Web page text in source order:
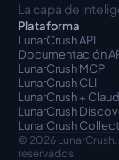
La capa de
Plataforma
LunarCrush API
Documentación
LunarCrush MCP
LunarCrush CLI
LunarCrush +
LunarCrush
LunarCrush
© 2026
reservados.